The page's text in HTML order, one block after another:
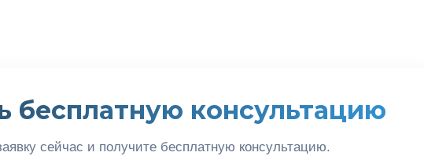
бесплатную консультацию
сейчас и получите бесплатную консультацию.